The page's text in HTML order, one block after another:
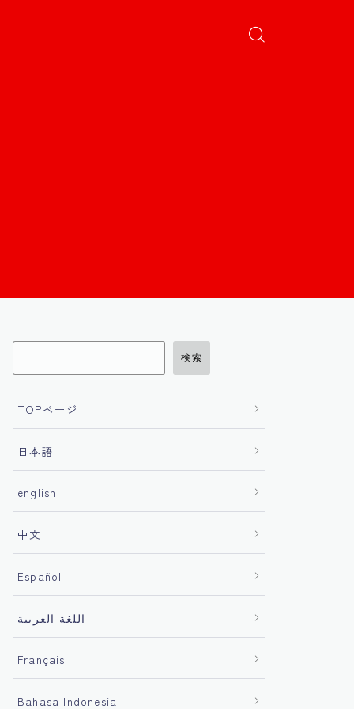
検索
TOPページ
日本語
english
中文
Español
اللغة العربية
Français
Bahasa Indonesia